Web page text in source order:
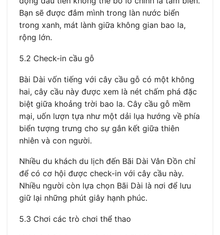
Bạn sẽ được đắm mình trong làn nước biển
trong xanh, mát lành giữa không gian bao la,
rộng lớn.
5.2 Check-in cầu gỗ
Bài Dài vốn tiếng với cây cầu gỗ có một không
hai, cây cầu này được xem là nét chấm phá đặc
biệt giữa khoảng trời bao la. Cây cầu gỗ mềm
mại, uốn lượn tựa như một dải lụa hướng về phía
biển tượng trưng cho sự gắn kết giữa thiên
nhiên và con người.
Nhiều du khách du lịch đến Bãi Dài Vân Đồn chỉ
để có cơ hội được check-in với cây cầu này.
Nhiều người còn lựa chọn Bãi Dài là nơi để lưu
giữ lại những phút giây hạnh phúc.
5.3 Chơi các trò chơi thể thao